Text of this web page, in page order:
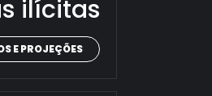
ilícitas
E PROJEÇÕES